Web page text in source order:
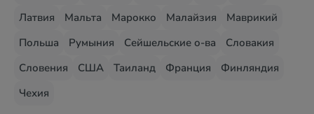
Латвия
Мальта Марокко Малайзия
Маврикий
Польша
Румыния Сейшельские о-ва
Словакия
Словения
США Таиланд Франция
Финляндия
Чехия